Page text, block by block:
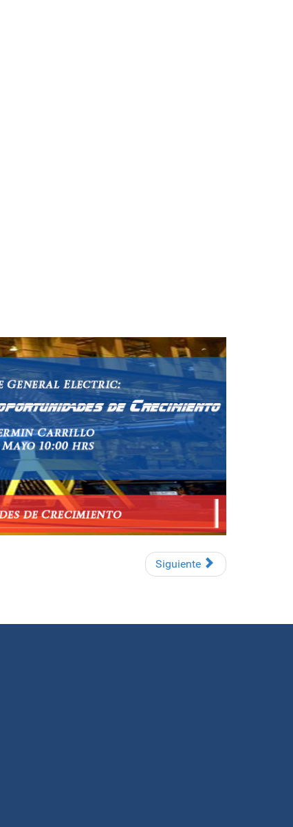
Siguiente